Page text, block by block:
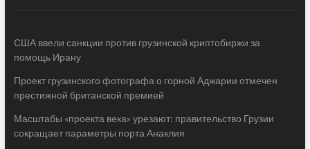
США ввели санкции против грузинской криптобиржи за
помощь Ирану
Проект грузинского фотографа о горной Аджарии отмечен
престижной британской премией
Масштабы «проекта века» урезают: правительство Грузии
сокращает параметры порта Анаклия